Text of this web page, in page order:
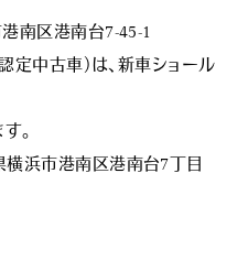
南区港南台7-45-1
中古車）は、新車ショール
。
浜市港南区港南台7丁目